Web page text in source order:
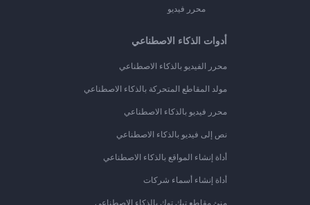
محرر فيديو
أدوات الذكاء الاصطناعي
محرر الفيديو بالذكاء الاصطناعي
مولد المقاطع المتحركة بالذكاء الاصطناعي
محرر فيديو بالذكاء الاصطناعي
نص إلى فيديو بالذكاء الاصطناعي
أداة إنشاء المواقع بالذكاء الاصطناعي
أداة إنشاء أسماء شركات
منئ مقاطع تيك توك بالذكاء الاصطناعي